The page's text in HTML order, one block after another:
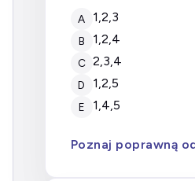
A 1,2,3
B 1,2,4
C 2,3,4
D 1,2,5
E 1,4,5
Poznaj poprawną